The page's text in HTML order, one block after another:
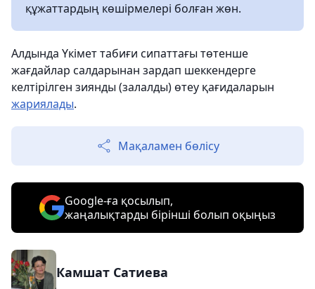
құжаттардың көшірмелері болған жөн.
Алдында Үкімет табиғи сипаттағы төтенше
жағдайлар салдарынан зардап шеккендерге
келтірілген зиянды (залалды) өтеу қағидаларын
жариялады.
Мақаламен бөлісу
Google-ға қосылып,
жаңалықтарды бірінші болып оқыңыз
Камшат Сатиева